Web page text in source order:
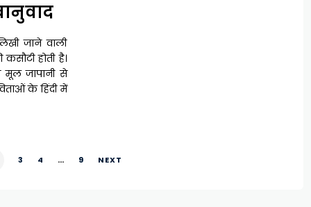
जाने वाली
होती है।
मूल जापानी से
के हिंदी में
3 4 … 9 NEXT